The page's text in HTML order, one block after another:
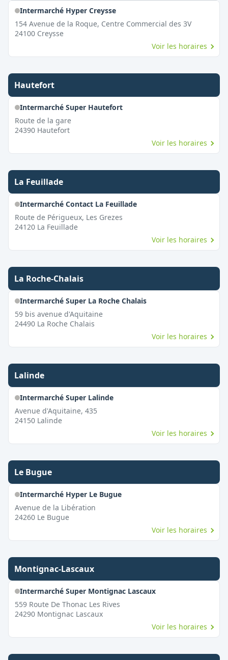
Intermarché Hyper Creysse
154 Avenue de la Roque, Centre Commercial des 3V
24100 Creysse
Voir les horaires
Hautefort
Intermarché Super Hautefort
Route de la gare
24390 Hautefort
Voir les horaires
La Feuillade
Intermarché Contact La Feuillade
Route de Périgueux, Les Grezes
24120 La Feuillade
Voir les horaires
La Roche-Chalais
Intermarché Super La Roche Chalais
59 bis avenue d'Aquitaine
24490 La Roche Chalais
Voir les horaires
Lalinde
Intermarché Super Lalinde
Avenue d'Aquitaine, 435
24150 Lalinde
Voir les horaires
Le Bugue
Intermarché Hyper Le Bugue
Avenue de la Libération
24260 Le Bugue
Voir les horaires
Montignac-Lascaux
Intermarché Super Montignac Lascaux
559 Route De Thonac Les Rives
24290 Montignac Lascaux
Voir les horaires